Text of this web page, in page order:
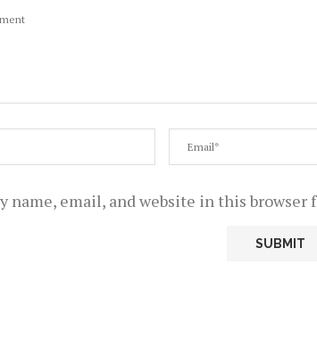
name, email, and website in this